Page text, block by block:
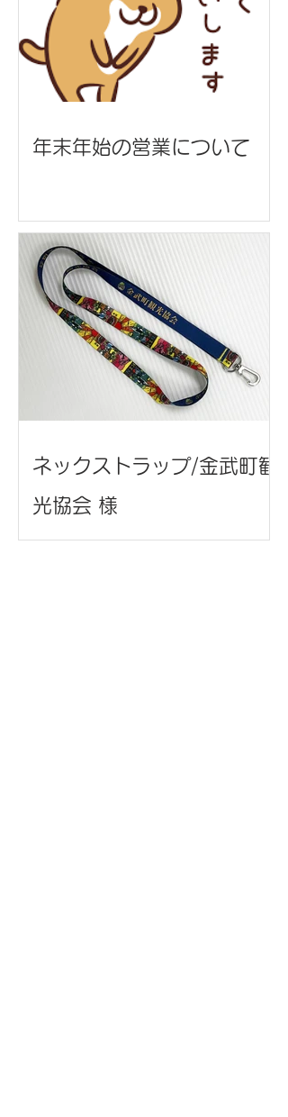
年末年始の営業について
ネックストラップ/金武町観
光協会 様